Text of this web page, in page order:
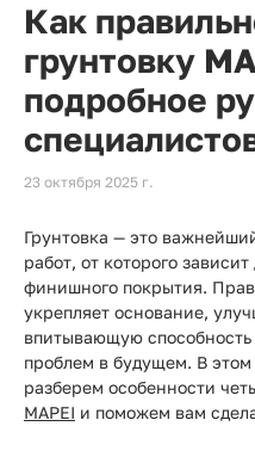
О
компании
Доставка
Оплата
товаров
Бренды
Прайс-
лист
Проектировщикам
Как
грунтовку
подробное
23 октября 2025 г.
Грунтовка — это
работ, от которого
финишного покрытия.
укрепляет основание,
впитывающую
проблем в будущем. В
разберем особенности
MAPEI и поможем вам